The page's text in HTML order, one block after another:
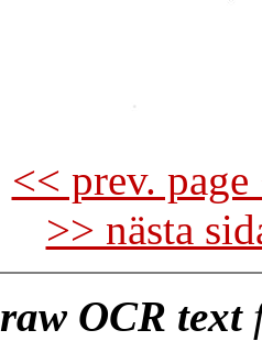
<< prev.
>> nästa
raw OCR text